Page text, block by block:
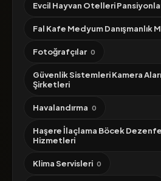
Evcil Hayvan Otelleri
Fal Kafe Medyum Danışmanlık
Fotoğrafçılar 0
Güvenlik Sistemleri Kamera
Şirketleri
Havalandırma 0
Haşere İlaçlama Böcek
Hizmetleri
Klima Servisleri 0